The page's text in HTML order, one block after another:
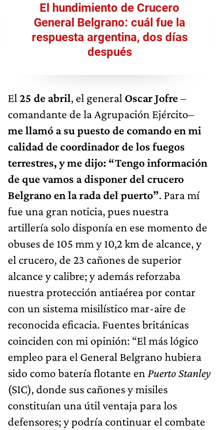
El hundimiento de Crucero
General Belgrano: cuál fue la
respuesta argentina, dos días
después
El 25 de abril, el general Oscar Jofre–
comandante de la Agrupación Ejército–
me llamó a su puesto de comando en mi
calidad de coordinador de los fuegos
terrestres, y me dijo: “Tengo información
de que vamos a disponer del crucero
Belgrano en la rada del puerto”. Para mí
fue una gran noticia, pues nuestra
artillería solo disponía en ese momento de
obuses de 105 mm y 10,2 km de alcance, y
el crucero, de 23 cañones de superior
alcance y calibre; y además reforzaba
nuestra protección antiaérea por contar
con un sistema misilístico mar-aire de
reconocida eficacia. Fuentes británicas
coinciden con mi opinión: “El más lógico
empleo para el General Belgrano hubiera
sido como batería flotante en Puerto Stanley
(SIC), donde sus cañones y misiles
constituían una útil ventaja para los
defensores; y podría continuar el combate